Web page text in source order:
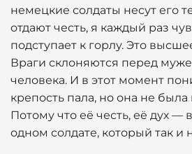
немецкие солдаты несут его
отдают честь, я каждый раз
подступает к горлу. Это
Враги склоняются перед
человека. И в этот момент
крепость пала, но она не
Потому что её честь, её дух —
одном солдате, который так и